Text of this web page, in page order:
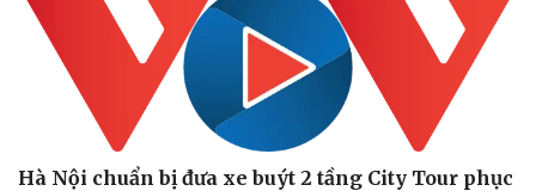
Hà Nội chuẩn bị đưa xe buýt 2 tầng City Tour phục